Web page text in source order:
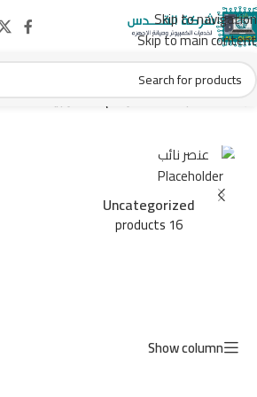
Skip to navigation
Skip to main content
الرئيسية/منتجات تحت الوسم “داتالوجيك”
Uncategorized
16 products
Show column